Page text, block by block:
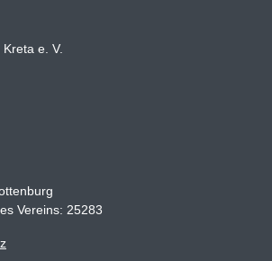
e. V.
Vereins: 25283